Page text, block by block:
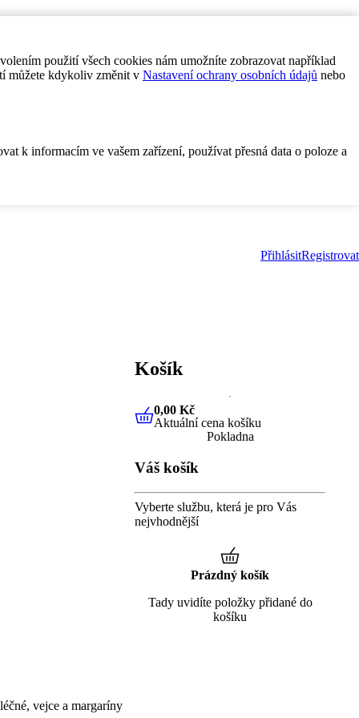
použití všech cookies nám umožníte zobrazovat například
můžete kdykoliv změnit v Nastavení ochrany osobních údajů nebo
k informacím ve vašem zařízení, používat přesná data o poloze a
PřihlásitRegistrovat
vejce a margaríny
Košík
0,00 KčAktuální cena košíku
0,00 Kč
Aktuální cena košíku
Pokladna
Váš košík
Vyberte službu, která je pro Vás
nejvhodnější
Prázdný košík
Tady uvidíte položky přidané do
košíku